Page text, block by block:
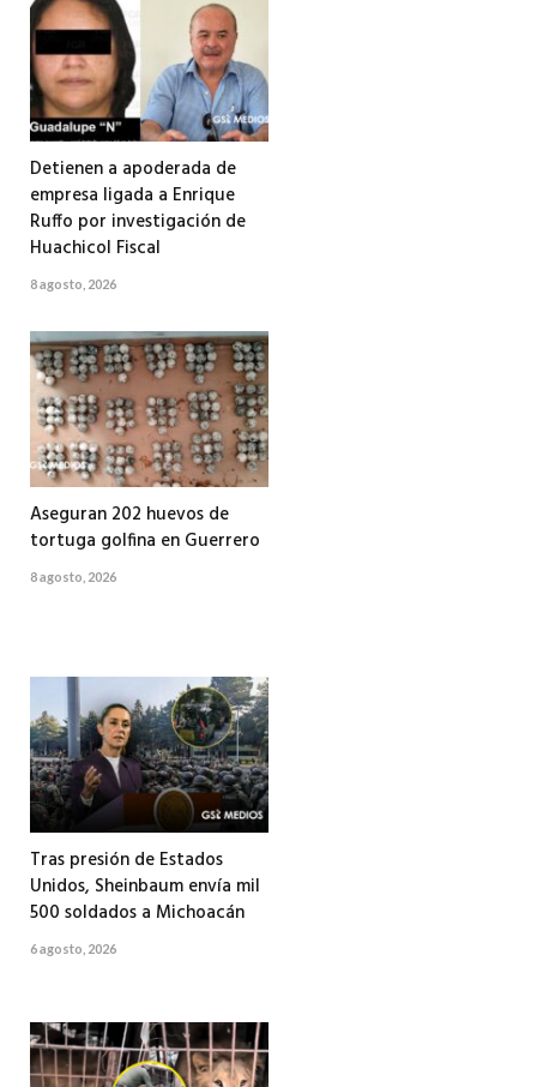
Detienen a apoderada de
empresa ligada a Enrique
Ruffo por investigación de
Huachicol Fiscal
8 agosto, 2026
Aseguran 202 huevos de
tortuga golfina en Guerrero
8 agosto, 2026
Tras presión de Estados
Unidos, Sheinbaum envía mil
500 soldados a Michoacán
6 agosto, 2026